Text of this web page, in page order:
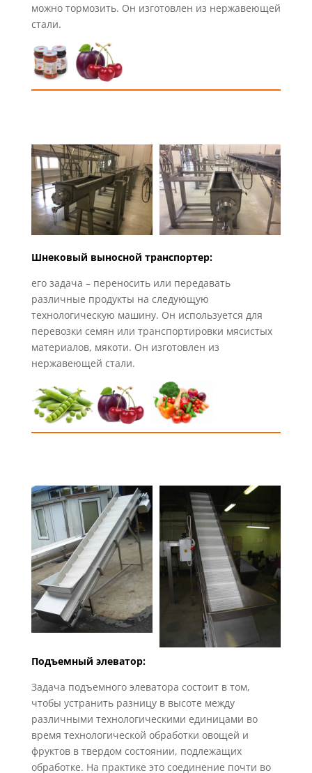
можно тормозить. Он изготовлен из нержавеющей
стали.
Шнековый выносной транспортер:
его задача – переносить или передавать
различные продукты на следующую
технологическую машину. Он используется для
перевозки семян или транспортировки мясистых
материалов, мякоти. Он изготовлен из
нержавеющей стали.
Подъемный элеватор:
Задача подъемного элеватора состоит в том,
чтобы устранить разницу в высоте между
различными технологическими единицами во
время технологической обработки овощей и
фруктов в твердом состоянии, подлежащих
обработке. На практике это соединение почти во